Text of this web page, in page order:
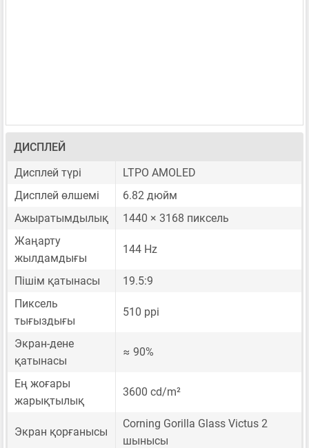
ДИСПЛЕЙ
Дисплей түрі
LTPO AMOLED
Дисплей өлшемі
6.82 дюйм
Ажыратымдылық
1440 × 3168 пиксель
Жаңарту
жылдамдығы
144 Hz
Пішім қатынасы
19.5:9
Пиксель
тығыздығы
510 ppi
Экран-дене
қатынасы
≈ 90%
Ең жоғары
жарықтылық
3600 cd/m²
Экран қорғанысы
Corning Gorilla Glass Victus 2
шынысы